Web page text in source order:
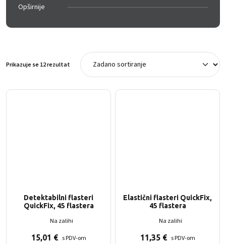
Opširnije
Prikazuje se 12 rezultat
Detektabilni flasteri
QuickFix, 45 flastera
Na zalihi
15,01 € s PDV-om
Elastični flasteri QuickFix,
45 flastera
Na zalihi
11,35 € s PDV-om